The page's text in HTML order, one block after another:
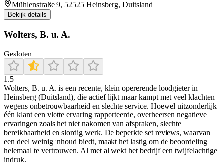
Mühlenstraße 9, 52525 Heinsberg, Duitsland
Bekijk details
Wolters, B. u. A.
Gesloten
1.5
Wolters, B. u. A. is een recente, klein opererende loodgieter in
Heinsberg (Duitsland), die actief lijkt maar kampt met veel klachten
wegens onbetrouwbaarheid en slechte service. Hoewel uitzonderlijk
één klant een vlotte ervaring rapporteerde, overheersen negatieve
ervaringen zoals het niet nakomen van afspraken, slechte
bereikbaarheid en slordig werk. De beperkte set reviews, waarvan
een deel weinig inhoud biedt, maakt het lastig om de beoordeling
helemaal te vertrouwen. Al met al wekt het bedrijf een twijfelachtige
indruk.